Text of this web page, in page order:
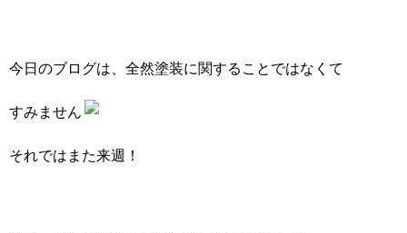
今日のブログは、全然塗装に関することではなくて
すみません
それではまた来週！